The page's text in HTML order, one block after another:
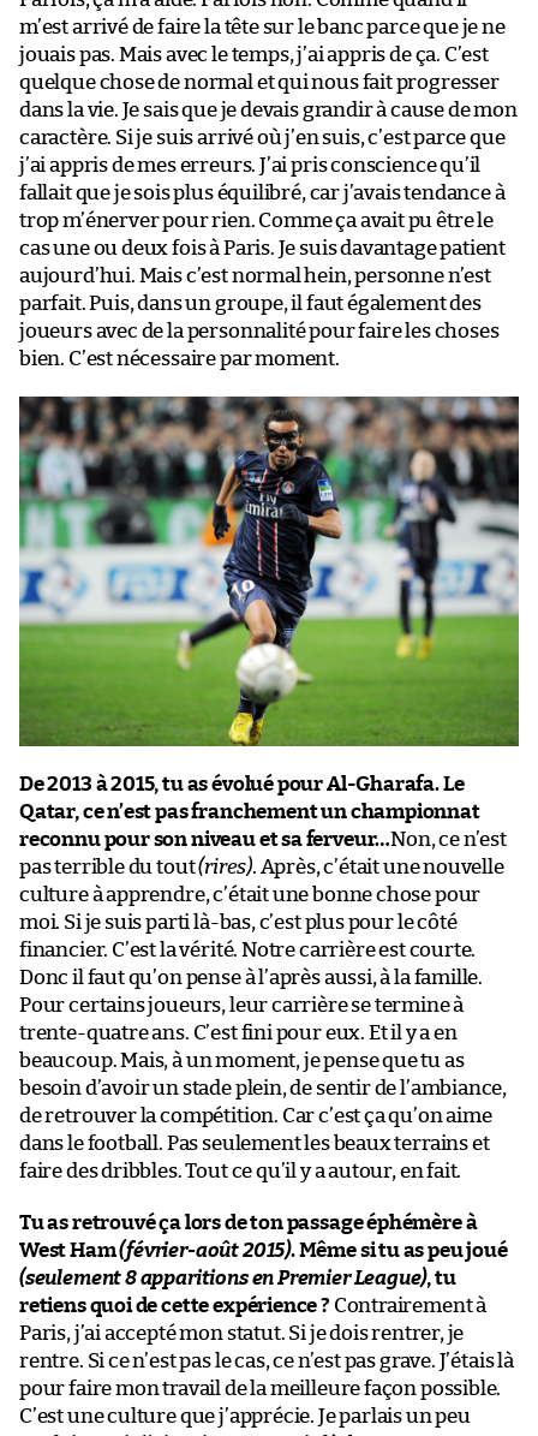
m’est arrivé de faire la tête sur le banc parce que je ne
jouais pas. Mais avec le temps, j’ai appris de ça. C’est
quelque chose de normal et qui nous fait progresser
dans la vie. Je sais que je devais grandir à cause de mon
caractère. Si je suis arrivé où j’en suis, c’est parce que
j’ai appris de mes erreurs. J’ai pris conscience qu’il
fallait que je sois plus équilibré, car j’avais tendance à
trop m’énerver pour rien. Comme ça avait pu être le
cas une ou deux fois à Paris. Je suis davantage patient
aujourd’hui. Mais c’est normal hein, personne n’est
parfait. Puis, dans un groupe, il faut également des
joueurs avec de la personnalité pour faire les choses
bien. C’est nécessaire par moment.
De 2013 à 2015, tu as évolué pour Al-Gharafa. Le
Qatar, ce n’est pas franchement un championnat
reconnu pour son niveau et sa ferveur…Non, ce n’est
pas terrible du tout(rires). Après, c’était une nouvelle
culture à apprendre, c’était une bonne chose pour
moi. Si je suis parti là-bas, c’est plus pour le côté
financier. C’est la vérité. Notre carrière est courte.
Donc il faut qu’on pense à l’après aussi, à la famille.
Pour certains joueurs, leur carrière se termine à
trente-quatre ans. C’est fini pour eux. Et il y a en
beaucoup. Mais, à un moment, je pense que tu as
besoin d’avoir un stade plein, de sentir de l’ambiance,
de retrouver la compétition. Car c’est ça qu’on aime
dans le football. Pas seulement les beaux terrains et
faire des dribbles. Tout ce qu’il y a autour, en fait.
Tu as retrouvé ça lors de ton passage éphémère à
West Ham(février-août 2015). Même si tu as peu joué
(seulement 8 apparitions en Premier League), tu
retiens quoi de cette expérience ? Contrairement à
Paris, j’ai accepté mon statut. Si je dois rentrer, je
rentre. Si ce n’est pas le cas, ce n’est pas grave. J’étais là
pour faire mon travail de la meilleure façon possible.
C’est une culture que j’apprécie. Je parlais un peu